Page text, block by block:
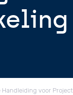
voor